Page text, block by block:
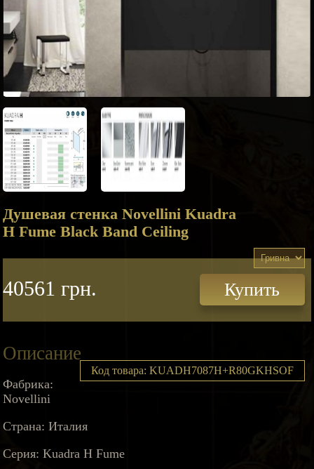
Душевая стенка Novellini Kuadra
H Fume Black Band Ceiling
40561 грн. Купить
Описание
Код товара: KUADH7087H+R80GKHSOF
Фабрика:
Novellini
Страна: Италия
Серия: Kuadra H Fume